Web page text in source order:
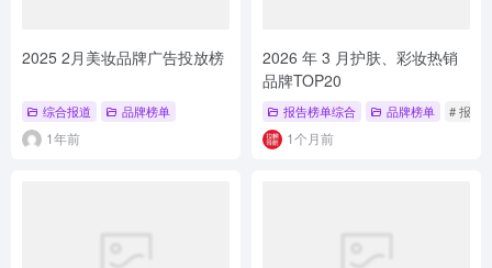
2025 2月美妆品牌广告投放榜
综合报道 品牌榜单
1年前
2026 年 3 月护肤、彩妆热销
品牌TOP20
报告榜单综合 品牌榜单 # 报告
1个月前